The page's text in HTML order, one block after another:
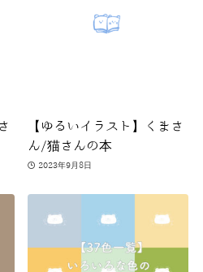
【ゆるいイラスト】くまさ
ん/猫さんの本
2023年9月8日